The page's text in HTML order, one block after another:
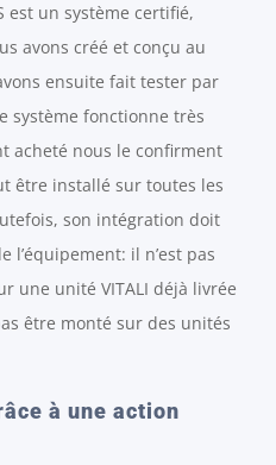
est un système certifié,
avons créé et conçu au
ensuite fait tester par
système fonctionne très
acheté nous le confirment
être installé sur toutes les
son intégration doit
l’équipement: il n’est pas
une unité VITALI déjà livrée
être monté sur des unités
à une action